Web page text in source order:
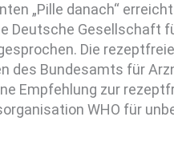
„Pille danach“
Deutsche Gesellschaft
Die
des Bundesamts für
Empfehlung zur
WHO für